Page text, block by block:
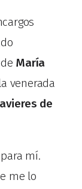
María
venerada
de
mí.
me lo